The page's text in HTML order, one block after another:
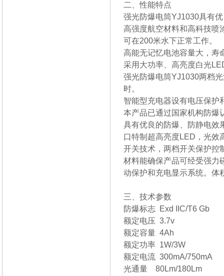
二、性能特点
强光防爆电筒YJ1030具有
高强度航空材料和高科技喷
可在200米水下正常工作。
高能无记忆电池容量大，寿
采用大功率、高亮度白光
强光防爆电筒YJ1030两档
时。
智能型充电器设有电压保护
本产品已通过国家机构防爆
具有优良的防爆、防静电效
口特制超高亮度LED，光效
开关技术，两档开关保护控
材料能确保产品可经受强力
动保护和充电显示系统。体
三、技术参数
防爆标志 Exd IIC/T6 Gb
额定电压 3.7v
额定容量 4Ah
额定功率 1W/3W
额定电流 300mA/750mA
光通量 80Lm/180Lm